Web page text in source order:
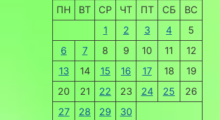
ПН ВТ СР ЧТ ПТ СБ
ВС
1
2 3 4
5
6
7 8 9 10 11
12
13
14 15 16 17 18
19
20
21 22 23 24 25
26
27
28 29 30